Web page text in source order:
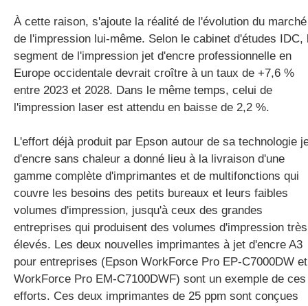
À cette raison, s'ajoute la réalité de l'évolution du marché
de l'impression lui-même. Selon le cabinet d'études IDC,
segment de l'impression jet d'encre professionnelle en
Europe occidentale devrait croître à un taux de +7,6 %
entre 2023 et 2028. Dans le même temps, celui de
l'impression laser est attendu en baisse de 2,2 %.
L'effort déjà produit par Epson autour de sa technologie
d'encre sans chaleur a donné lieu à la livraison d'une
gamme complète d'imprimantes et de multifonctions qui
couvre les besoins des petits bureaux et leurs faibles
volumes d'impression, jusqu'à ceux des grandes
entreprises qui produisent des volumes d'impression très
élevés. Les deux nouvelles imprimantes à jet d'encre A3
pour entreprises (Epson WorkForce Pro EP-C7000DW et
WorkForce Pro EM-C7100DWF) sont un exemple de ces
efforts. Ces deux imprimantes de 25 ppm sont conçues